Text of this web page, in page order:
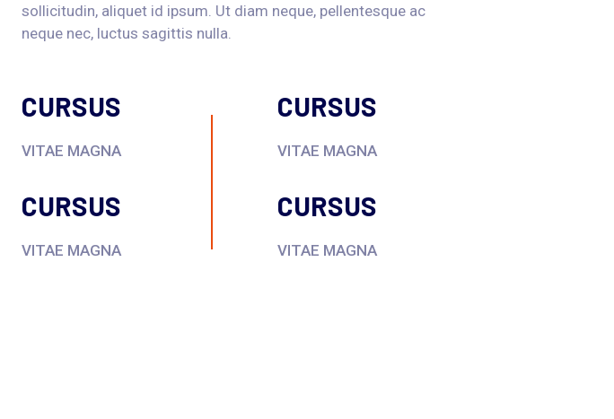
sollicitudin, aliquet id ipsum. Ut diam neque, pellentesque ac
neque nec, luctus sagittis nulla.
CURSUS
VITAE MAGNA
CURSUS
VITAE MAGNA
CURSUS
VITAE MAGNA
CURSUS
VITAE MAGNA